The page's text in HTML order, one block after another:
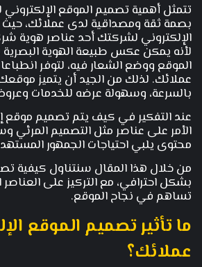
تتمثل أهمية تصميم الموقع
بصمة ثقة ومصداقية لدى عملائك، حيث
الإلكتروني لشركتك أحد عناصر هوية
لأنه يمكن عكس طبيعة الهوية البصرية
الموقع ووضع الشعار فيه، لتوفر
عملائك. لذلك من الجيد أن يتميز موقعك
بالسرعة، وسهولة عرضه للخدمات
عند التفكير في كيف يتم تصميم موقع
الأمر على عناصر مثل التصميم المرئي
محتوى يلبي احتياجات الجمهور
من خلال هذا المقال سنتناول كيفية
بشكل احترافي، مع التركيز على
تساهم في نجاح الموقع.
ما تأثير تصميم الموقع
عملائك؟